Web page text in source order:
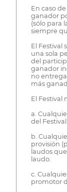
En caso
ganador
(sólo para
siempre
El Festival
una sola
del
ganador
no
más
El Festival
a.
del Festival.
b.
provisión
laudos
laudo.
c.
promotor